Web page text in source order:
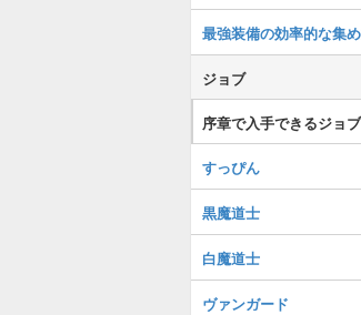
最強装備の効率的な集
ジョブ
序章で入手できるジョブ
すっぴん
黒魔道士
白魔道士
ヴァンガード